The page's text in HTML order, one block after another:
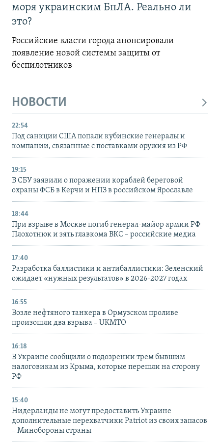
моря украинским БпЛА. Реально ли
это?
Российские власти города анонсировали
появление новой системы защиты от
беспилотников
НОВОСТИ
22:54
Под санкции США попали кубинские генералы и
компании, связанные с поставками оружия из РФ
19:15
В СБУ заявили о поражении кораблей береговой
охраны ФСБ в Керчи и НПЗ в российском Ярославле
18:44
При взрыве в Москве погиб генерал-майор армии РФ
Плохотнюк и зять главкома ВКС – российские медиа
17:40
Разработка баллистики и антибаллистики: Зеленский
ожидает «нужных результатов» в 2026-2027 годах
16:55
Возле нефтяного танкера в Ормузском проливе
произошли два взрыва – UKMTO
16:18
В Украине сообщили о подозрении трем бывшим
налоговикам из Крыма, которые перешли на сторону
РФ
15:40
Нидерланды не могут предоставить Украине
дополнительные перехватчики Patriot из своих запасов
– Минобороны страны